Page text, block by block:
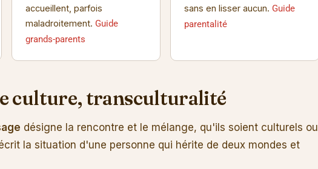
accueillent, parfois
maladroitement. Guide
grands-parents
sans en lisser aucun. Guide
parentalité
culture, transculturalité
désigne la rencontre et le mélange, qu'ils soient culturels ou
la situation d'une personne qui hérite de deux mondes et